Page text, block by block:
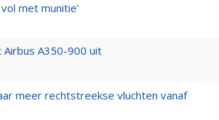
met munitie'
A350-900 uit
meer rechtstreekse vluchten vanaf